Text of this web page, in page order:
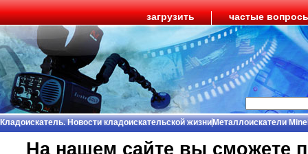
загрузить частые
Кладоискатель. Новости кладоискательской жизниМеталлоискатели
На нашем сайте вы сможете